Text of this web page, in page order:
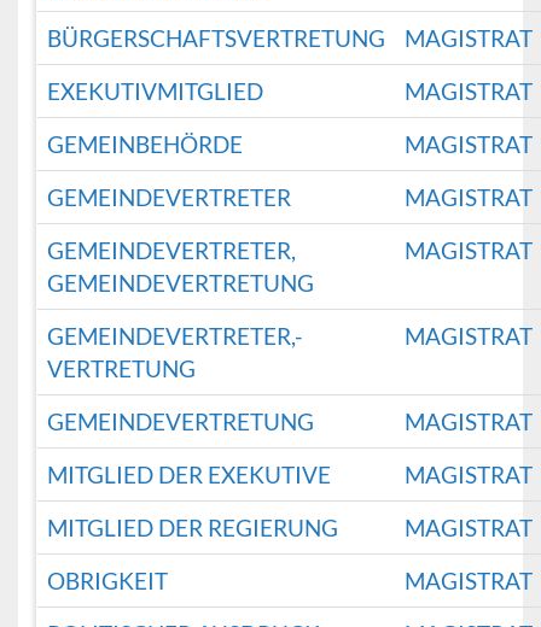
BÜRGERSCHAFTSVERTRETUNG
MAGISTRAT
EXEKUTIVMITGLIED
MAGISTRAT
GEMEINBEHÖRDE
MAGISTRAT
GEMEINDEVERTRETER
MAGISTRAT
GEMEINDEVERTRETER,
GEMEINDEVERTRETUNG
MAGISTRAT
GEMEINDEVERTRETER,-
VERTRETUNG
MAGISTRAT
GEMEINDEVERTRETUNG
MAGISTRAT
MITGLIED DER EXEKUTIVE
MAGISTRAT
MITGLIED DER REGIERUNG
MAGISTRAT
OBRIGKEIT
MAGISTRAT